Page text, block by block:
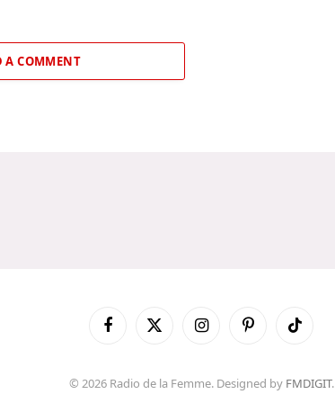
A COMMENT
FacebookX
InstagramPinterestTikTok
© 2026 Radio de la Femme. Designed by FMDIGIT.